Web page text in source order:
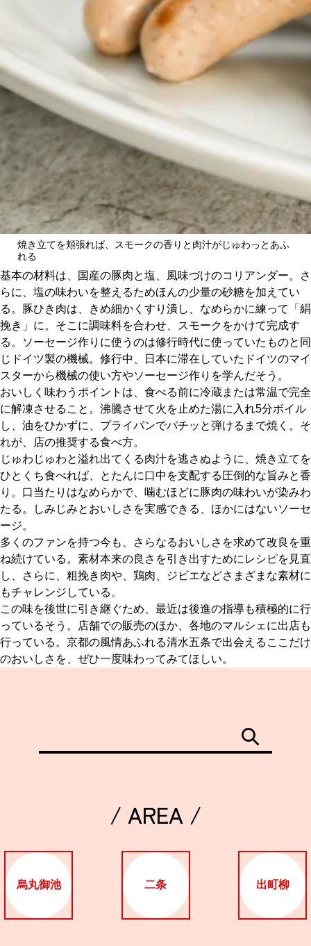
焼き立てを頬張れば、スモークの香りと肉汁がじゅわっとあふ
れる
基本の材料は、国産の豚肉と塩、風味づけのコリアンダー。さ
らに、塩の味わいを整えるためほんの少量の砂糖を加えてい
る。豚ひき肉は、きめ細かくすり潰し、なめらかに練って「絹
挽き」に。そこに調味料を合わせ、スモークをかけて完成す
る。ソーセージ作りに使うのは修行時代に使っていたものと同
じドイツ製の機械。修行中、日本に滞在していたドイツのマイ
スターから機械の使い方やソーセージ作りを学んだそう。
おいしく味わうポイントは、食べる前に冷蔵または常温で完全
に解凍させること。沸騰させて火を止めた湯に入れ5分ボイル
し、油をひかずに、プライパンでパチッと弾けるまで焼く。そ
れが、店の推奨する食べ方。
じゅわじゅわと溢れ出てくる肉汁を逃さぬように、焼き立てを
ひとくち食べれば、とたんに口中を支配する圧倒的な旨みと香
り。口当たりはなめらかで、噛むほどに豚肉の味わいが染みわ
たる。しみじみとおいしさを実感できる、ほかにはないソーセ
ージ。
多くのファンを持つ今も、さらなるおいしさを求めて改良を重
ね続けている。素材本来の良さを引き出すためにレシピを見直
し、さらに、粗挽き肉や、鶏肉、ジビエなどさまざまな素材に
もチャレンジしている。
この味を後世に引き継ぐため、最近は後進の指導も積極的に行
っているそう。店舗での販売のほか、各地のマルシェに出店も
行っている。京都の風情あふれる清水五条で出会えるここだけ
のおいしさを、ぜひ一度味わってみてほしい。
/ AREA /
烏丸御池 二条 出町柳